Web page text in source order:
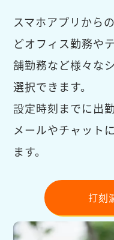
スマホアプリから
どオフィス勤務や
舗勤務など様々な
選択できます。
設定時刻までに出
メールやチャット
ます。
打刻